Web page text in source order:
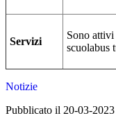
Servizi
Sono
scuolabus
Notizie
Pubblicato il 20-03-2023